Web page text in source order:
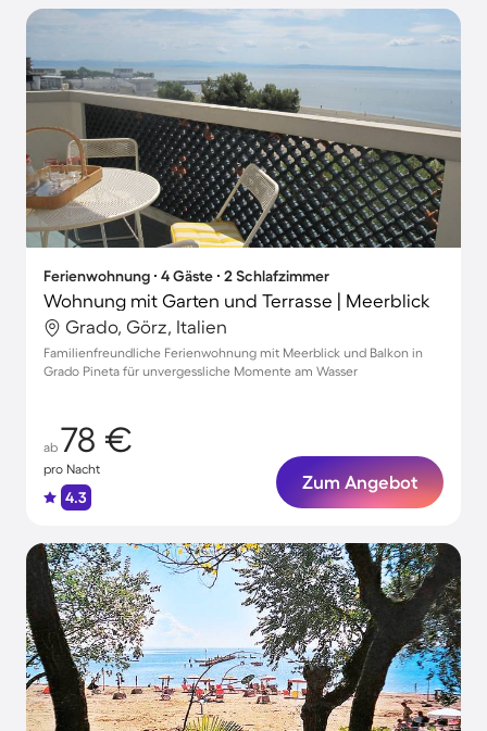
Ferienwohnung ∙ 4 Gäste ∙ 2 Schlafzimmer
Wohnung mit Garten und Terrasse | Meerblick
Grado, Görz, Italien
Familienfreundliche Ferienwohnung mit Meerblick und Balkon in
Grado Pineta für unvergessliche Momente am Wasser
ab 78 €
pro Nacht
4.3
Zum Angebot